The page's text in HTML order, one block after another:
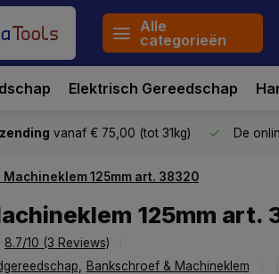
Alle
categorieën
Elektrisch Gereedschap
vanaf € 75,00 (tot 31kg) De
Machineklem 125mm art. 38320
125mm art.
8.7/10 (3 Reviews)
Bankschroef & Machineklem